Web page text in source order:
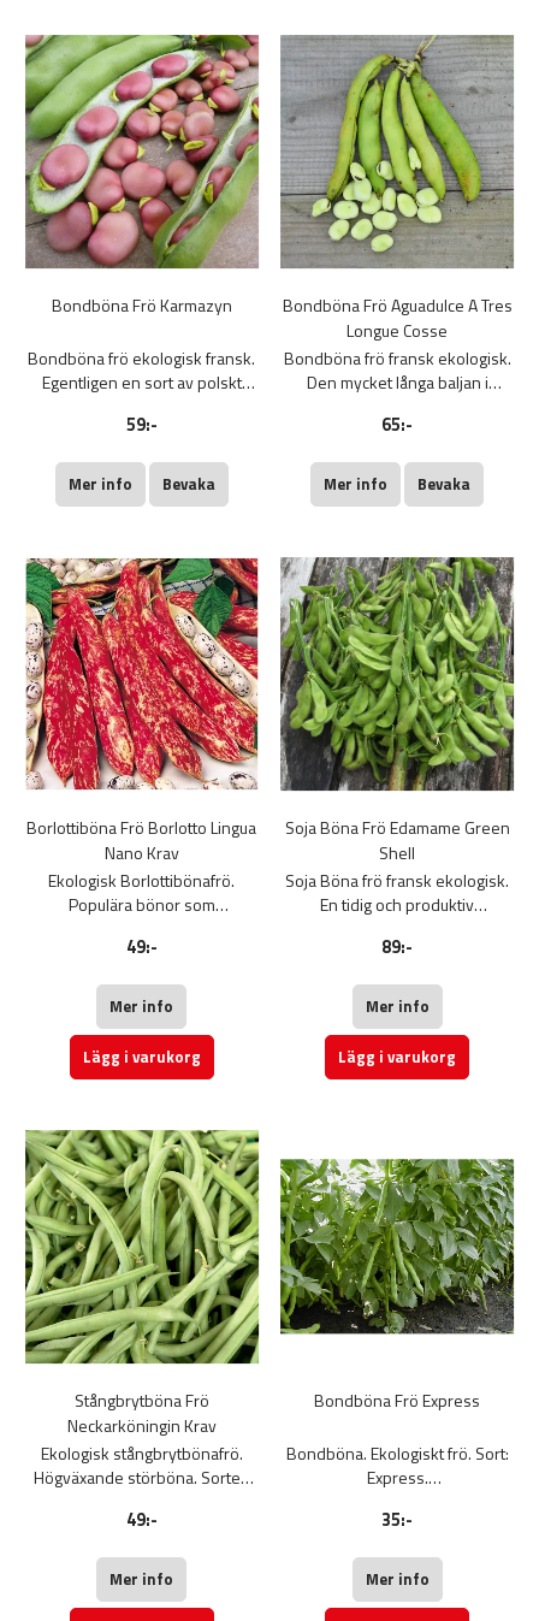
Bondböna Frö Karmazyn
Bondböna frö ekologisk fransk.
Egentligen en sort av polskt
med gröna baljor som
färska skördestadiet. Med
utmärkt smak. Påse med 80 g.
59:-
Mer info Bevaka
Bondböna Frö Aguadulce A Tres
Longue Cosse
Bondböna frö fransk ekologisk.
Den mycket långa baljan i
och produktiv växt med stora
35 till 40 cm långa. Baljorna
innehåller 8-9 ganska stora och
65:-
Mer info Bevaka
Borlottiböna Frö Borlotto Lingua
Nano Krav
Ekologisk Borlottibönafrö.
Populära bönor som
baljor kan ätas som brytbönor.
man sitta kvar på plantan tills de
mognat.
Odling: Så på friland då
jordtemperaturen nått över 15
49:-
Mer info
Lägg i varukorg
Soja Böna Frö Edamame Green
Shell
Soja Böna frö fransk ekologisk.
En tidig och produktiv
anpassad till tempererade
producerar ljusgröna baljor med
en raffinerad, fyllig smak. Gott
snacks, ångkokta och krydda
med havssalt. Tillväxttid: 85-90
89:-
Mer info
Lägg i varukorg
Stångbrytböna Frö
Neckarköningin Krav
Ekologisk stångbrytbönafrö.
Högväxande störböna. Sorten
skörd. Odlas på solig växtplats
baljorna kontinuerligt så gynnas
fruktsättning.
49:-
Mer info
Bondböna Frö Express
Bondböna. Ekologiskt frö. Sort:
Express.
skördas efter hand. Plantorna
blåsiga lägen behöver de stöd.
Räcker till 17 plantor.
35:-
Mer info